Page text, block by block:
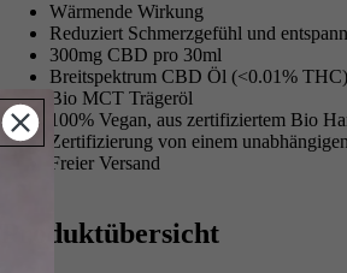
Wärmende Wirkung
Reduziert Schmerzgefühl und
300mg CBD pro 30ml
Breitspektrum CBD Öl (<0.01% THC)
Bio MCT Trägeröl
100% Vegan, aus zertifiziertem Bio
Zertifizierung von einem
Freier Versand
Produktübersicht